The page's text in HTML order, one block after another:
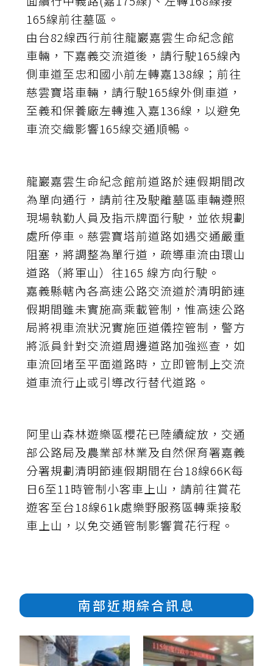
165線前往墓區。
由台82線西行前往龍巖嘉雲生命紀念館
車輛，下嘉義交流道後，請行駛165線內
側車道至忠和國小前左轉嘉138線；前往
慈雲寶塔車輛，請行駛165線外側車道，
至義和保養廠左轉進入嘉136線，以避免
車流交織影響165線交通順暢。
龍巖嘉雲生命紀念館前道路於連假期間改
為單向通行，請前往及駛離墓區車輛遵照
現場執勤人員及指示牌面行駛，並依規劃
處所停車。慈雲寶塔前道路如遇交通嚴重
阻塞，將調整為單行道，疏導車流由環山
道路（將軍山）往165 線方向行駛。
嘉義縣轄內各高速公路交流道於清明節連
假期間雖未實施高乘載管制，惟高速公路
局將視車流狀況實施匝道儀控管制，警方
將派員針對交流道周邊道路加強巡查，如
車流回堵至平面道路時，立即管制上交流
道車流行止或引導改行替代道路。
阿里山森林遊樂區櫻花已陸續綻放，交通
部公路局及農業部林業及自然保育署嘉義
分署規劃清明節連假期間在台18線66K每
日6至11時管制小客車上山，請前往賞花
遊客至台18線61k處樂野服務區轉乘接駁
車上山，以免交通管制影響賞花行程。
南部近期綜合訊息